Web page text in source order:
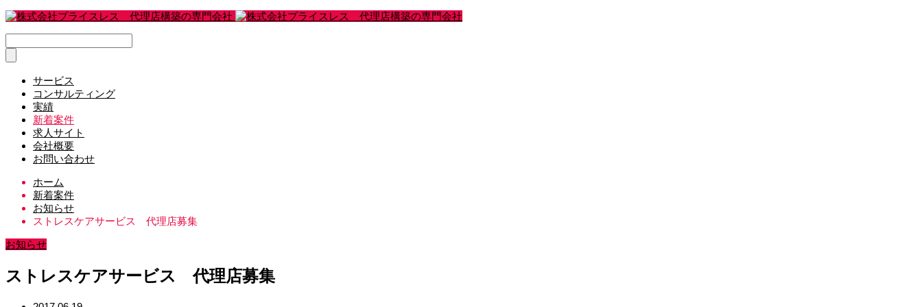
サービス
コンサルティング
実績
新着案件
求人サイト
会社概要
お問い合わせ
ホーム
新着案件
お知らせ
ストレスケアサービス 代理店募集
お知らせ
ストレスケアサービス 代理店募集